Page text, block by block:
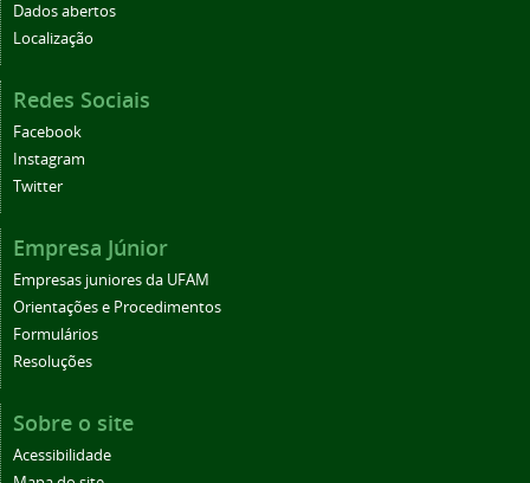
Dados abertos
Localização
Redes Sociais
Facebook
Instagram
Twitter
Empresa Júnior
Empresas juniores da UFAM
Orientações e Procedimentos
Formulários
Resoluções
Sobre o site
Acessibilidade